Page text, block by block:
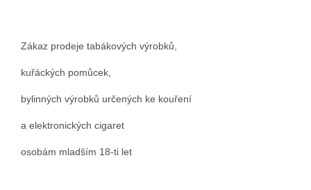
Zákaz prodeje tabákových výrobků,
kuřáckých pomůcek,
bylinných výrobků určených ke kouření
a elektronických cigaret
osobám mladším 18-ti let